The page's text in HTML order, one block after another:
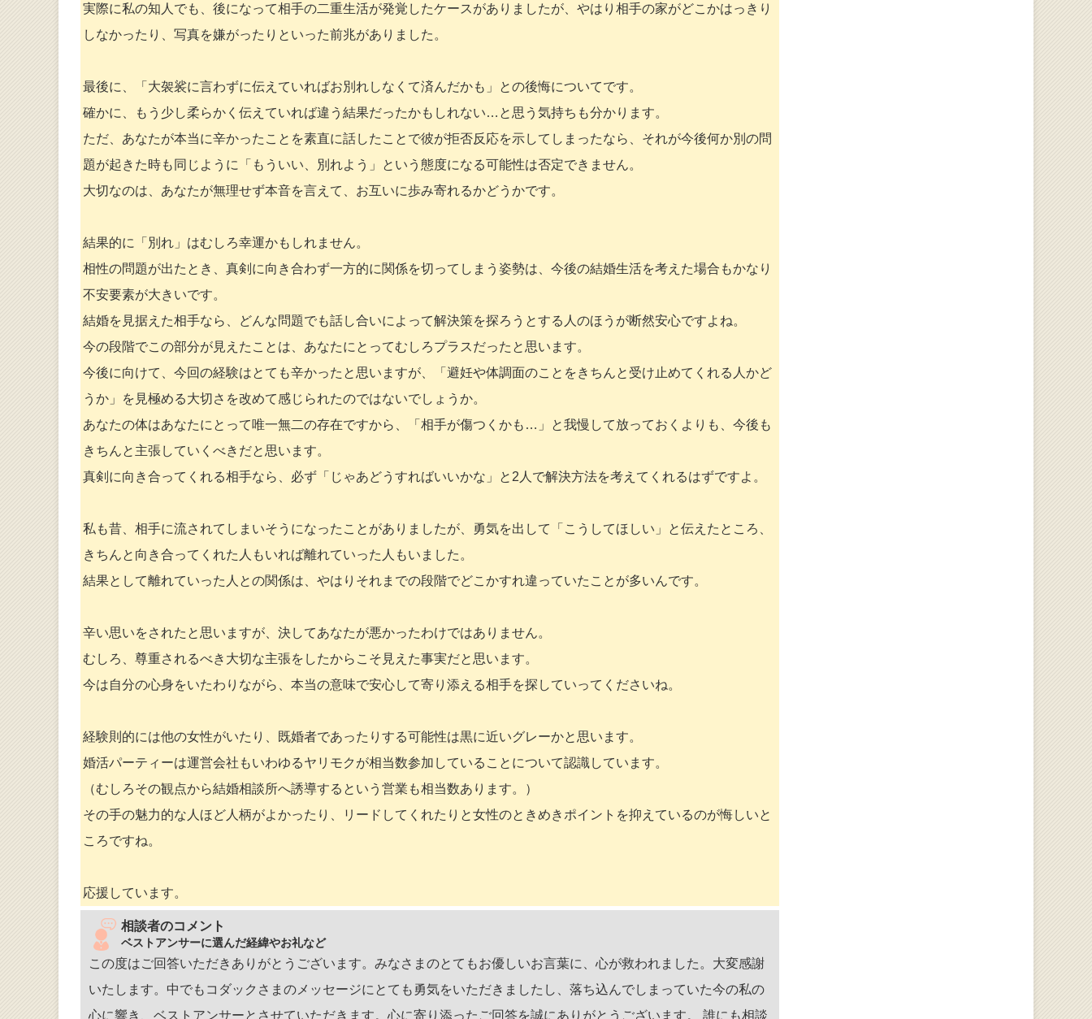
実際に私の知人でも、後になって相手の二重生活が発覚したケースがありましたが、やはり相手の家がどこかはっきり
しなかったり、写真を嫌がったりといった前兆がありました。
最後に、「大袈裟に言わずに伝えていればお別れしなくて済んだかも」との後悔についてです。
確かに、もう少し柔らかく伝えていれば違う結果だったかもしれない…と思う気持ちも分かります。
ただ、あなたが本当に辛かったことを素直に話したことで彼が拒否反応を示してしまったなら、それが今後何か別の問
題が起きた時も同じように「もういい、別れよう」という態度になる可能性は否定できません。
大切なのは、あなたが無理せず本音を言えて、お互いに歩み寄れるかどうかです。
結果的に「別れ」はむしろ幸運かもしれません。
相性の問題が出たとき、真剣に向き合わず一方的に関係を切ってしまう姿勢は、今後の結婚生活を考えた場合もかなり
不安要素が大きいです。
結婚を見据えた相手なら、どんな問題でも話し合いによって解決策を探ろうとする人のほうが断然安心ですよね。
今の段階でこの部分が見えたことは、あなたにとってむしろプラスだったと思います。
今後に向けて、今回の経験はとても辛かったと思いますが、「避妊や体調面のことをきちんと受け止めてくれる人かど
うか」を見極める大切さを改めて感じられたのではないでしょうか。
あなたの体はあなたにとって唯一無二の存在ですから、「相手が傷つくかも…」と我慢して放っておくよりも、今後も
きちんと主張していくべきだと思います。
真剣に向き合ってくれる相手なら、必ず「じゃあどうすればいいかな」と2人で解決方法を考えてくれるはずですよ。
私も昔、相手に流されてしまいそうになったことがありましたが、勇気を出して「こうしてほしい」と伝えたところ、
きちんと向き合ってくれた人もいれば離れていった人もいました。
結果として離れていった人との関係は、やはりそれまでの段階でどこかすれ違っていたことが多いんです。
辛い思いをされたと思いますが、決してあなたが悪かったわけではありません。
むしろ、尊重されるべき大切な主張をしたからこそ見えた事実だと思います。
今は自分の心身をいたわりながら、本当の意味で安心して寄り添える相手を探していってくださいね。
経験則的には他の女性がいたり、既婚者であったりする可能性は黒に近いグレーかと思います。
婚活パーティーは運営会社もいわゆるヤリモクが相当数参加していることについて認識しています。
（むしろその観点から結婚相談所へ誘導するという営業も相当数あります。）
その手の魅力的な人ほど人柄がよかったり、リードしてくれたりと女性のときめきポイントを抑えているのが悔しいと
ころですね。
応援しています。
相談者のコメント
ベストアンサーに選んだ経緯やお礼など
この度はご回答いただきありがとうございます。みなさまのとてもお優しいお言葉に、心が救われました。大変感謝
いたします。中でもコダックさまのメッセージにとても勇気をいただきましたし、落ち込んでしまっていた今の私の
心に響き、ベストアンサーとさせていただきます。心に寄り添ったご回答を誠にありがとうございます。 誰にも相談